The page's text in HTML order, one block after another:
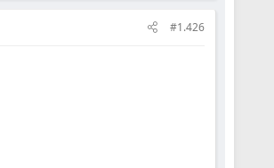
#1.426